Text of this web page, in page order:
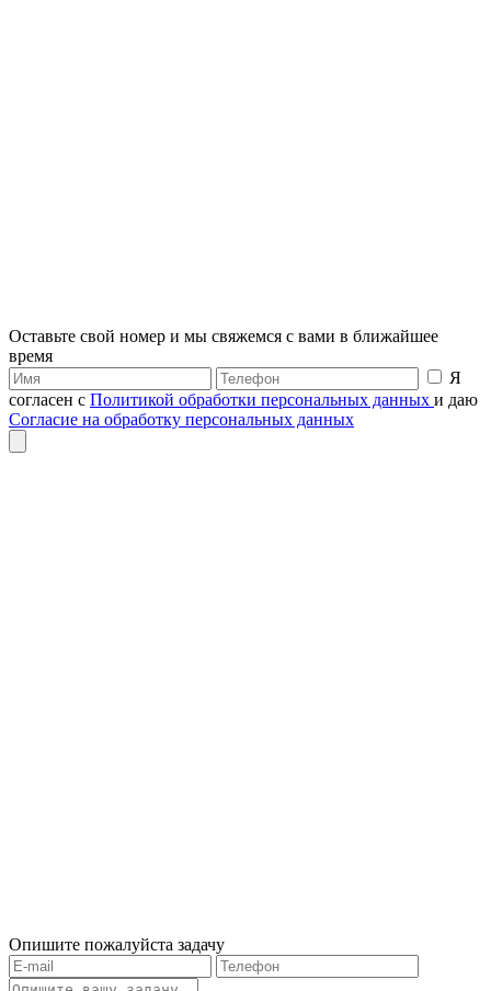
Оставьте свой номер и мы свяжемся с вами в ближайшее
время
Я
согласен с Политикой обработки персональных данных и даю
Согласие на обработку персональных данных
Опишите пожалуйста задачу